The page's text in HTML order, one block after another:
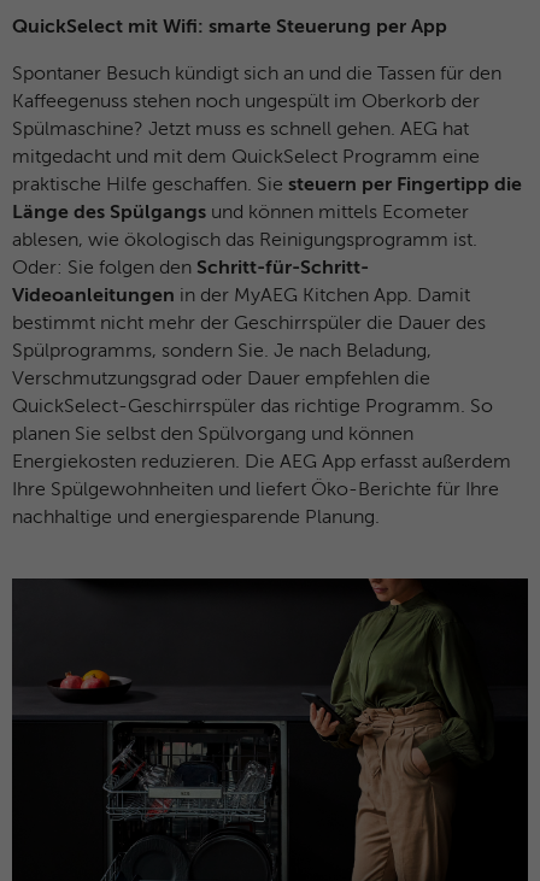
QuickSelect mit Wifi: smarte Steuerung per App
Spontaner Besuch kündigt sich an und die Tassen für den
Kaffeegenuss stehen noch ungespült im Oberkorb der
Spülmaschine? Jetzt muss es schnell gehen. AEG hat
mitgedacht und mit dem QuickSelect Programm eine
praktische Hilfe geschaffen. Sie steuern per Fingertipp die
Länge des Spülgangs und können mittels Ecometer
ablesen, wie ökologisch das Reinigungsprogramm ist.
Oder: Sie folgen den Schritt-für-Schritt-
Videoanleitungen in der MyAEG Kitchen App. Damit
bestimmt nicht mehr der Geschirrspüler die Dauer des
Spülprogramms, sondern Sie. Je nach Beladung,
Verschmutzungsgrad oder Dauer empfehlen die
QuickSelect-Geschirrspüler das richtige Programm. So
planen Sie selbst den Spülvorgang und können
Energiekosten reduzieren. Die AEG App erfasst außerdem
Ihre Spülgewohnheiten und liefert Öko-Berichte für Ihre
nachhaltige und energiesparende Planung.